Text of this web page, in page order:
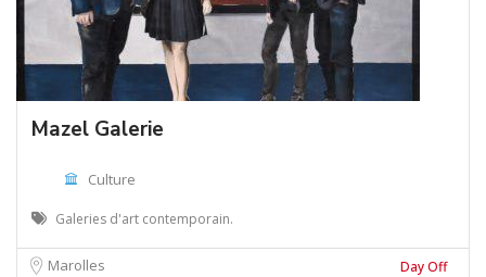
Mazel Galerie
Culture
Galeries d'art contemporain.
Marolles Day Off